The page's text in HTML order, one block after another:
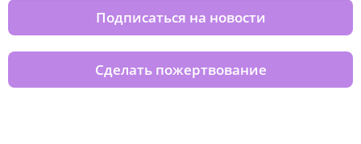
Подписаться на новости
Сделать пожертвование